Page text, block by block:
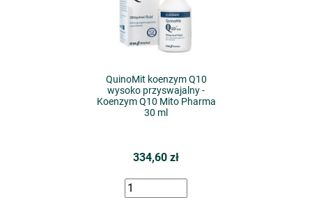
QuinoMit koenzym Q10
wysoko przyswajalny -
Koenzym Q10 Mito Pharma
30 ml
334,60 zł